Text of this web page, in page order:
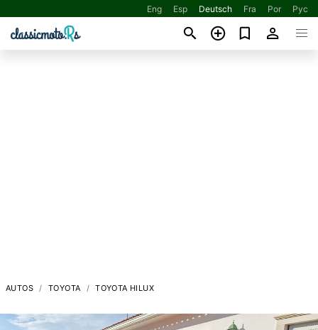
Eng Esp Deutsch Fra Por Рус
AUTOS TOYOTA TOYOTA HILUX